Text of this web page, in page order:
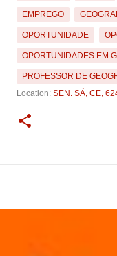
EMPREGO
OPORTUNIDADE
OPORTUNIDADES EM
PROFESSOR DE
Location: SEN. SÁ, CE,